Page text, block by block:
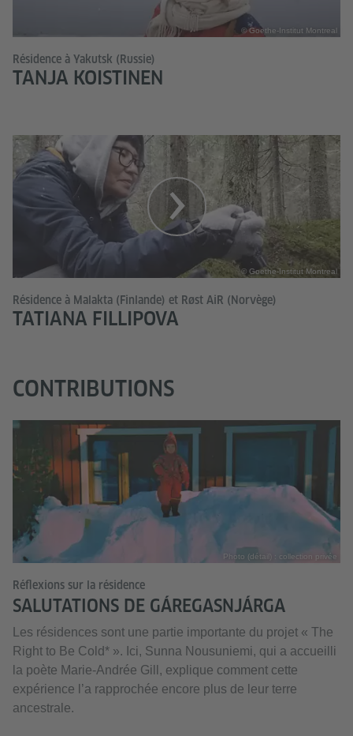
© Goethe-Institut Montreal
Résidence à Yakutsk (Russie)
TANJA KOISTINEN
© Goethe-Institut Montreal
Résidence à Malakta (Finlande) et Røst AiR (Norvège)
TATIANA FILLIPOVA
CONTRIBUTIONS
Photo (détail) : collection privée
Réflexions sur la résidence
SALUTATIONS DE GÁREGASNJÁRGA
Les résidences sont une partie importante du projet « The
Right to Be Cold* ». Ici, Sunna Nousuniemi, qui a accueilli
la poète Marie-Andrée Gill, explique comment cette
expérience l’a rapprochée encore plus de leur terre
ancestrale.